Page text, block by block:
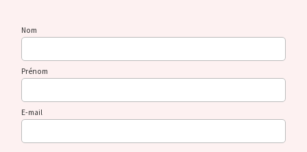
Nom
Prénom
E-mail